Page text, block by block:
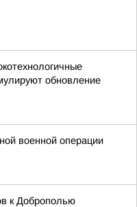
обновление
военной операции
к Доброполью